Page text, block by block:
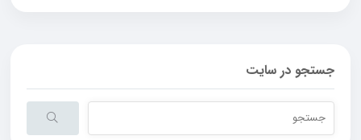
جستجو در سایت